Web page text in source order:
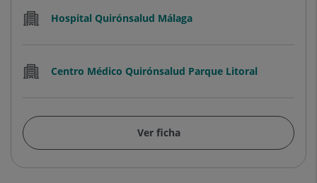
Hospital Quirónsalud Málaga
Centro Médico Quirónsalud Parque Litoral
Ver ficha